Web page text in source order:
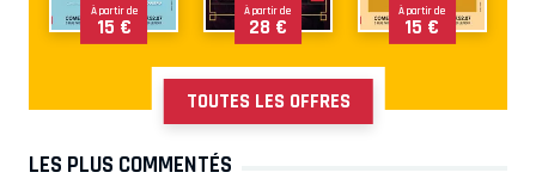
À partir de
15 €
À partir de
28 €
À partir de
15 €
TOUTES LES OFFRES
LES PLUS COMMENTÉS